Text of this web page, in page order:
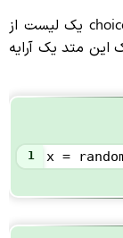
ما میتونم با کمک ماژول random و متد ()choice یک لیست از
این متد یک آرایه
1 x =